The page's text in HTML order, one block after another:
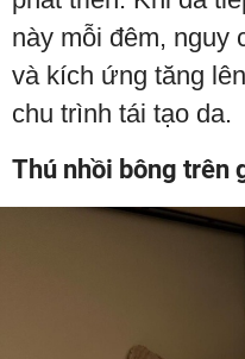
này mỗi đêm, nguy
và kích ứng tăng
chu trình tái tạo da.
Thú nhồi bông trên